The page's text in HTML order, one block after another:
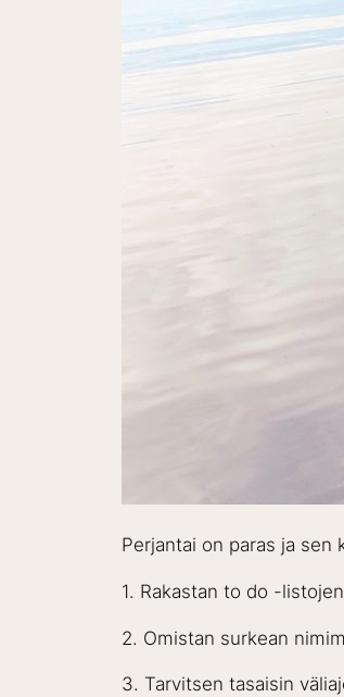
Perjantai on paras ja sen
1. Rakastan to do -
2. Omistan surkean
3. Tarvitsen tasaisin